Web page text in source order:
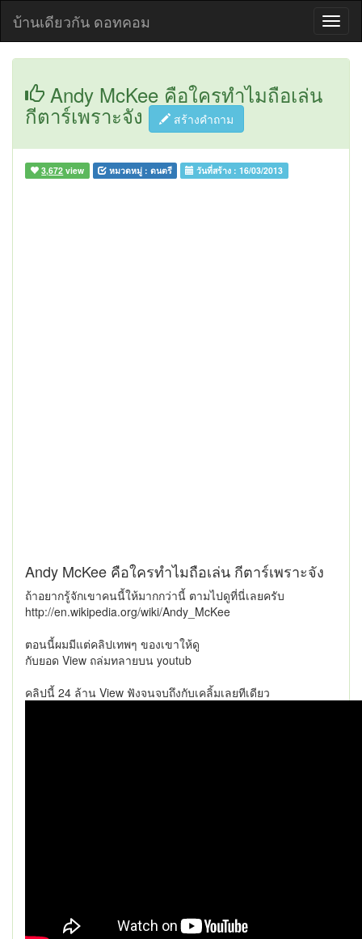
บ้านเดียวกัน ดอทคอม
Andy McKee คือใครทำไมถือเล่น
กีตาร์เพราะจัง สร้างคำถาม
3,672 view หมวดหมู่ : ดนตรี วันที่สร้าง :16/03/2013
Andy McKee คือใครทำไมถือเล่น กีตาร์เพราะจัง
ถ้าอยากรู้จักเขาคนนี้ให้มากกว่านี้ ตามไปดูที่นี่เลยครับ
http://en.wikipedia.org/wiki/Andy_McKee
ตอนนี้ผมมีแต่คลิปเทพๆ ของเขาให้ดู
กับยอด View ถล่มทลายบน youtub
คลิปนี้ 24 ล้าน View ฟังจนจบถึงกับเคลิ้มเลยทีเดียว